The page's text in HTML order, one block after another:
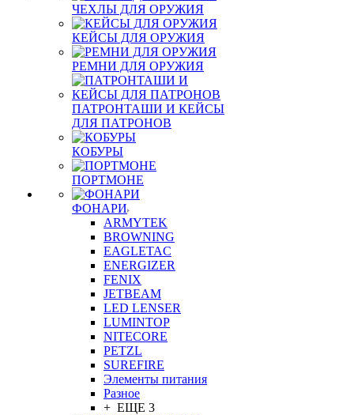
ЧЕХЛЫ ДЛЯ ОРУЖИЯ
КЕЙСЫ ДЛЯ ОРУЖИЯ
РЕМНИ ДЛЯ ОРУЖИЯ
ПАТРОНТАШИ И КЕЙСЫ
ДЛЯ ПАТРОНОВ
КОБУРЫ
ПОРТМОНЕ
ФОНАРИ
ARMYTEK
BROWNING
EAGLETAC
ENERGIZER
FENIX
JETBEAM
LED LENSER
LUMINTOP
NITECORE
PETZL
SUREFIRE
Элементы питания
Разное
+ ЕЩЕ 3